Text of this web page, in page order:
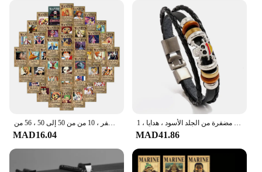
MAD16.04 MAD41.86